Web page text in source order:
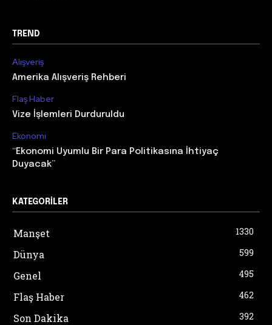
TREND
Alışveriş
Amerika Alışveriş Rehberi
Flaş Haber
Vize İşlemleri Durduruldu
Ekonomi
“Ekonomi Uyumlu Bir Para Politikasına İhtiyaç
Duyacak”
KATEGORILER
Manşet 1330
Dünya 599
Genel 495
Flaş Haber 462
Son Dakika 392